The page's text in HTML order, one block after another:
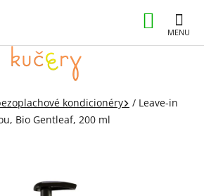
KOŠÍK
kondicionéry / Leave-in
Bio Gentleaf, 200 ml